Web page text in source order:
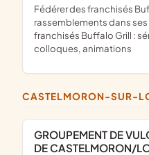
fédérer des franchisés Buffalo Grill ; organiser tous
rassemblements dans
franchisés Buffalo Grill :
colloques, animations
CASTELMORON-SUR-
GROUPEMENT DE VULGARISATION AGRICOLE
DE CASTELMORON/